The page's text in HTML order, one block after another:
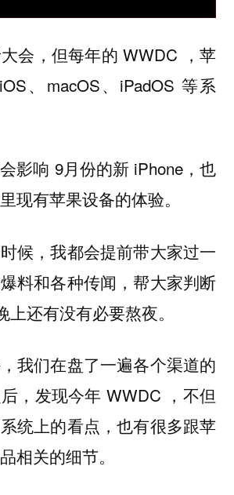
会，但每年的 WWDC ，苹
、macOS、iPadOS 等系
影响 9月份的新 iPhone，也
现有苹果设备的体验。
候，我都会提前带大家过一
料和各种传闻，帮大家判断
还有没有必要熬夜。
我们在盘了一遍各个渠道的
，发现今年 WWDC ，不但
统上的看点，也有很多跟苹
相关的细节。